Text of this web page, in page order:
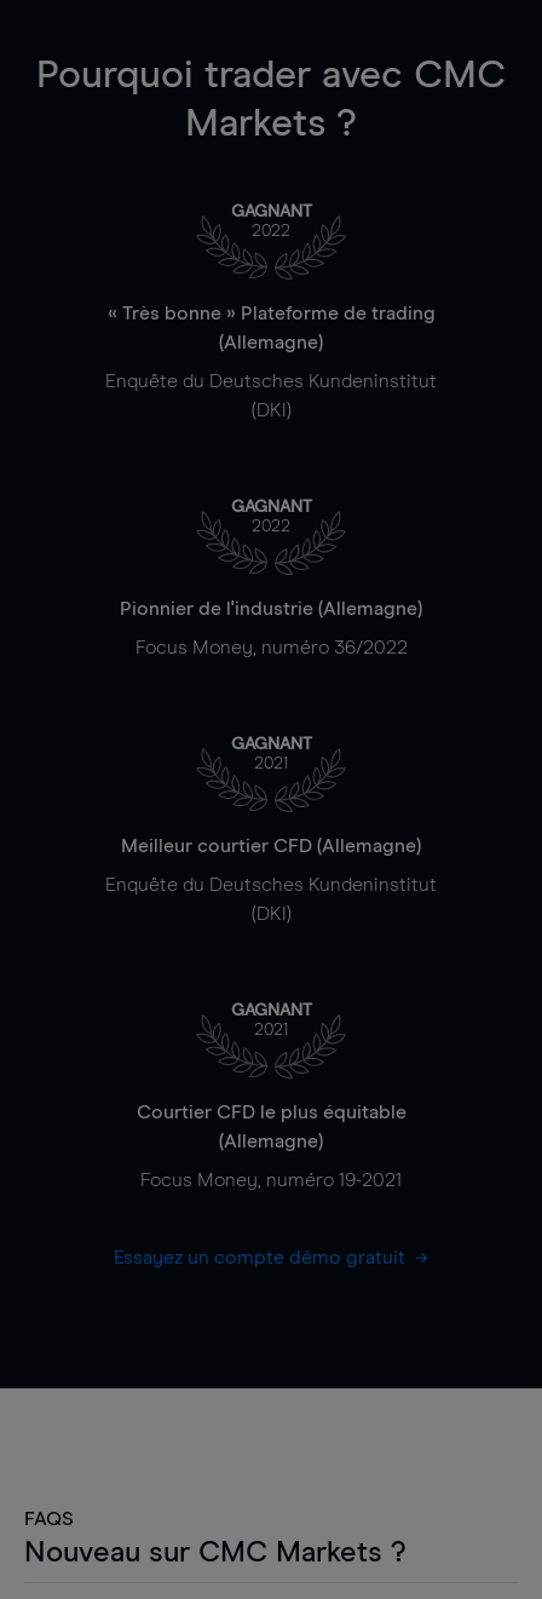
Pourquoi trader avec CMC
Markets ?
GAGNANT
2022
« Très bonne » Plateforme de trading
(Allemagne)
Enquête du Deutsches Kundeninstitut
(DKI)
GAGNANT
2022
Pionnier de l'industrie (Allemagne)
Focus Money, numéro 36/2022
GAGNANT
2021
Meilleur courtier CFD (Allemagne)
Enquête du Deutsches Kundeninstitut
(DKI)
GAGNANT
2021
Courtier CFD le plus équitable
(Allemagne)
Focus Money, numéro 19-2021
Essayez un compte démo gratuit
FAQS
Nouveau sur CMC Markets ?